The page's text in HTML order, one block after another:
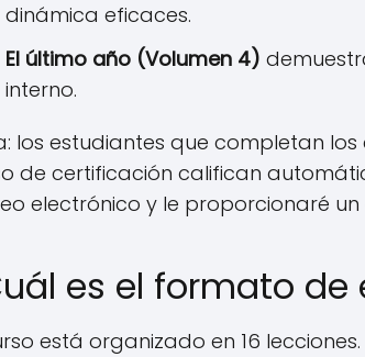
dinámica eficaces.
El último año (Volumen 4)
interno.
los estudiantes que completan los
de certificación califican
electrónico y le proporcionaré
es el formato de
está organizado en 16